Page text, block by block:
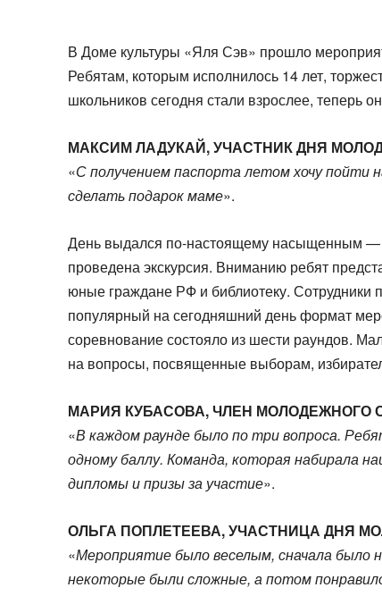
В Доме культуры «Яля Сэв» прошло
Ребятам, которым исполнилось 14 лет,
школьников сегодня стали взрослее, теперь
МАКСИМ ЛАДУКАЙ, УЧАСТНИК ДНЯ
«С получением паспорта летом хочу пойти
сделать подарок маме».
День выдался по-настоящему насыщенным —
проведена экскурсия. Вниманию ребят
юные граждане РФ и библиотеку. Сотрудники
популярный на сегодняшний день формат
соревнование состояло из шести раундов.
на вопросы, посвященные выборам,
МАРИЯ КУБАСОВА, ЧЛЕН МОЛОДЕЖНОГО
«В каждом раунде было по три вопроса.
одному баллу. Команда, которая набирала
дипломы и призы за участие».
ОЛЬГА ПОПЛЕТЕЕВА, УЧАСТНИЦА ДНЯ
«Мероприятие было веселым, сначала было
некоторые были сложные, а потом